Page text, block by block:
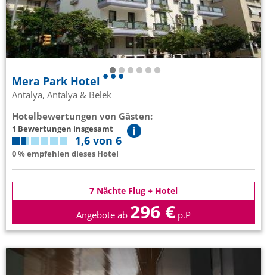
Mera Park Hotel
Antalya, Antalya & Belek
Hotelbewertungen von Gästen:
1 Bewertungen insgesamt
1,6 von 6
0 % empfehlen dieses Hotel
7 Nächte Flug + Hotel
Angebote ab 296 € p.P